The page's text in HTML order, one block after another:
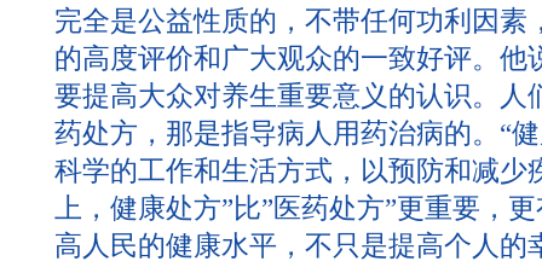
完全是公益性质的，不带任何功利因素
的高度评价和广大观众的一致好评。他
要提高大众对养生重要意义的认识。人
药处方，那是指导病人用药治病的。“
科学的工作和生活方式，以预防和减少
上，健康处方”比”医药处方”更重要，
高人民的健康水平，不只是提高个人的